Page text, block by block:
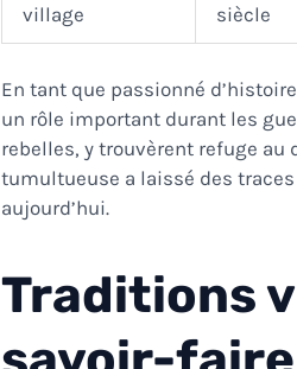
village
siècle
En tant que passionné
un rôle important durant les
rebelles, y trouvèrent refuge au
tumultueuse a laissé des
aujourd’hui.
Traditions